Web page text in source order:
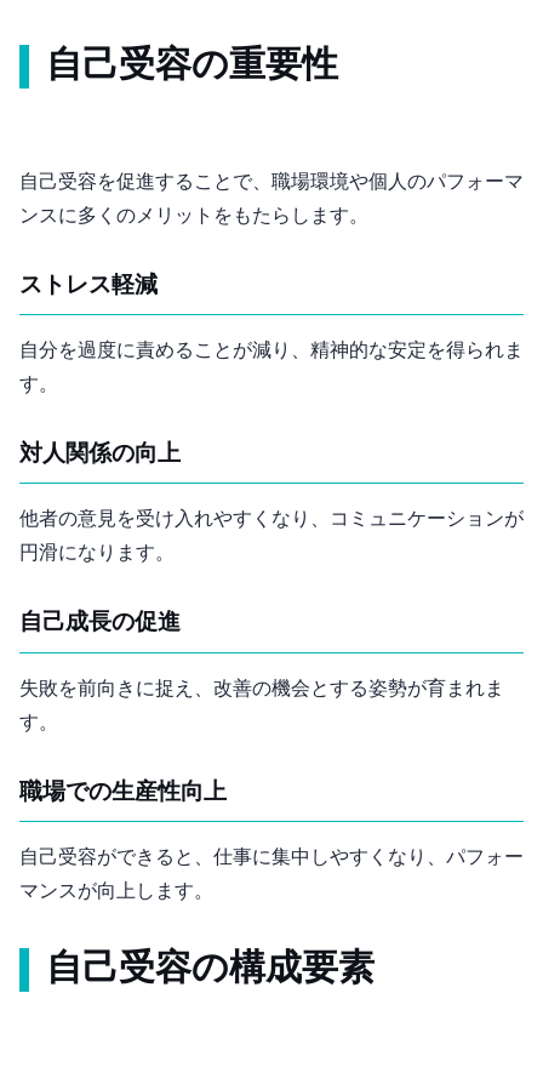
自己受容の重要性
自己受容を促進することで、職場環境や個人のパフォーマ
ンスに多くのメリットをもたらします。
ストレス軽減
自分を過度に責めることが減り、精神的な安定を得られま
す。
対人関係の向上
他者の意見を受け入れやすくなり、コミュニケーションが
円滑になります。
自己成長の促進
失敗を前向きに捉え、改善の機会とする姿勢が育まれま
す。
職場での生産性向上
自己受容ができると、仕事に集中しやすくなり、パフォー
マンスが向上します。
自己受容の構成要素